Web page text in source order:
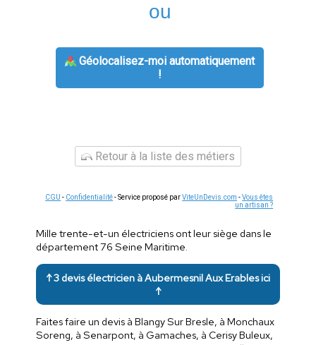
ou
Géolocalisez-moi automatiquement
!
Retour à la liste des métiers
CGU - Confidentialité- Service proposé parViteUnDevis.com -Vous êtes
un artisan ?
Mille trente-et-un électriciens ont leur siège dans le
département 76 Seine Maritime.
↑ 3 devis électricien à Aubermesnil Aux Erables ici
↑
Faites faire un devis à Blangy Sur Bresle, à Monchaux
Soreng, à Senarpont, à Gamaches, à Cerisy Buleux,